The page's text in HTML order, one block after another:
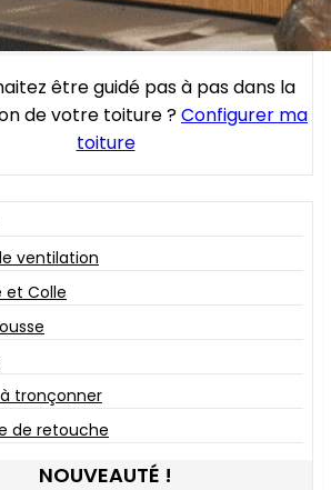
être guidé pas à pas dans la
de votre toiture ?Configurer ma
toiture
ventilation
et Colle
tronçonner
de retouche
NOUVEAUTÉ !